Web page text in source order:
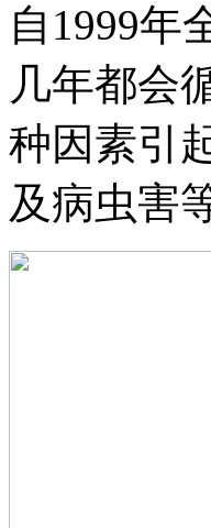
自1999年
几年都会
种因素引
及病虫害